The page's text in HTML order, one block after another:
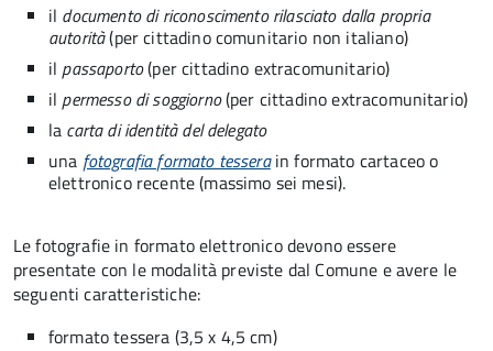
il documento di riconoscimento rilasciato dalla propria
autorità(per cittadino comunitario non italiano)
il passaporto(per cittadino extracomunitario)
il permesso di soggiorno(per cittadino extracomunitario)
la carta di identità del delegato
una fotografia formato tessera in formato cartaceo o
elettronico recente (massimo sei mesi).
Le fotografie in formato elettronico devono essere
presentate con le modalità previste dal Comune e avere le
seguenti caratteristiche:
formato tessera (3,5 x 4,5 cm)